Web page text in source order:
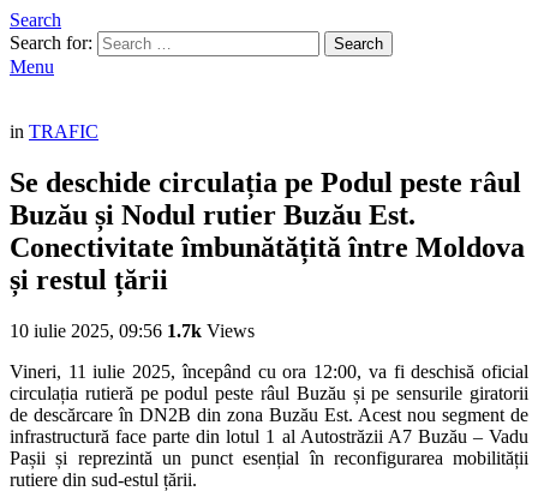
Search
Search for:
Search
Menu
in TRAFIC
Se deschide circulația pe Podul peste râul
Buzău și Nodul rutier Buzău Est.
Conectivitate îmbunătățită între Moldova
și restul țării
10 iulie 2025, 09:56 1.7k Views
Vineri, 11 iulie 2025, începând cu ora 12:00, va fi deschisă oficial
circulația rutieră pe podul peste râul Buzău și pe sensurile giratorii
de descărcare în DN2B din zona Buzău Est. Acest nou segment de
infrastructură face parte din lotul 1 al Autostrăzii A7 Buzău – Vadu
Pașii și reprezintă un punct esențial în reconfigurarea mobilității
rutiere din sud-estul țării.